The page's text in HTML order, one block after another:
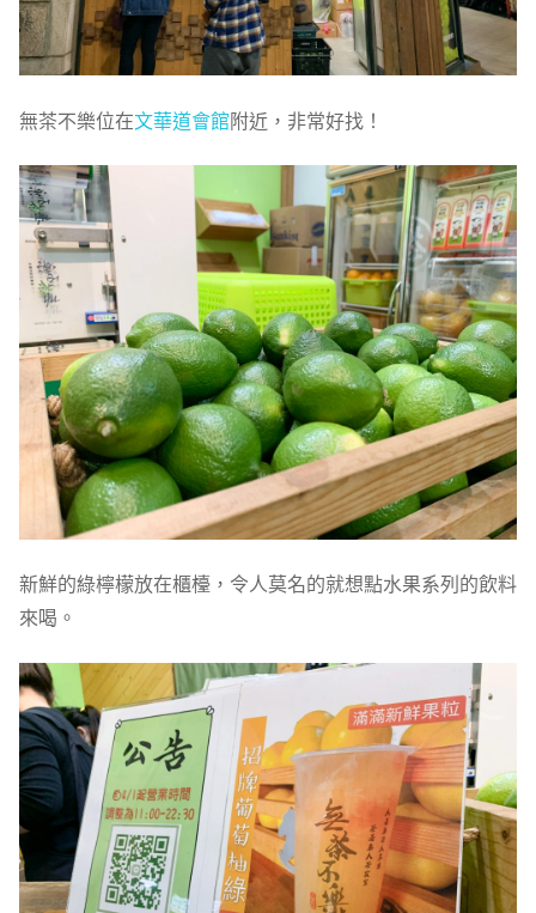
無茶不樂位在文華道會館附近，非常好找！
新鮮的綠檸檬放在櫃檯，令人莫名的就想點水果系列的飲料
來喝。